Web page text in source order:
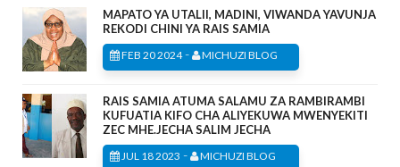
MAPATO YA UTALII, MADINI, VIWANDA YAVUNJA
REKODI CHINI YA RAIS SAMIA
FEB 20 2024- MICHUZI BLOG
RAIS SAMIA ATUMA SALAMU ZA RAMBIRAMBI
KUFUATIA KIFO CHA ALIYEKUWA MWENYEKITI
ZEC MHE.JECHA SALIM JECHA
JUL 18 2023 - MICHUZI BLOG